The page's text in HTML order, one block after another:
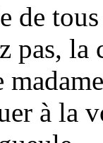
de
pas, la
à la